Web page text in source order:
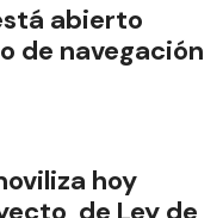
abierto
de navegación
hoy
de Ley de